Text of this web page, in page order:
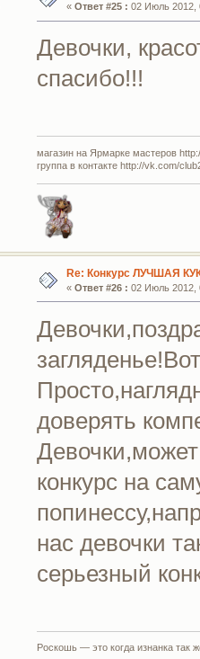
« Ответ #25 : 02 Июль 2012,
Девочки,
спасибо!!!
магазин на Ярмарке мастеров
группа в контакте http://vk.com/
Re: Конкурс ЛУЧШАЯ
« Ответ #26 : 02 Июль 2012,
доверять
конкурс на
нас девочки
серьезный
Роскошь — это когда изнанка